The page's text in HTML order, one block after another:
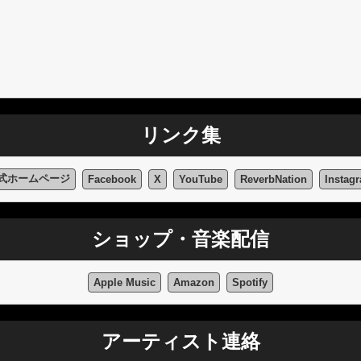
リンク集
ホームページ Facebook X YouTube ReverbNation
ショップ・音楽配信
Apple Music Amazon Spotify
アーティスト連絡